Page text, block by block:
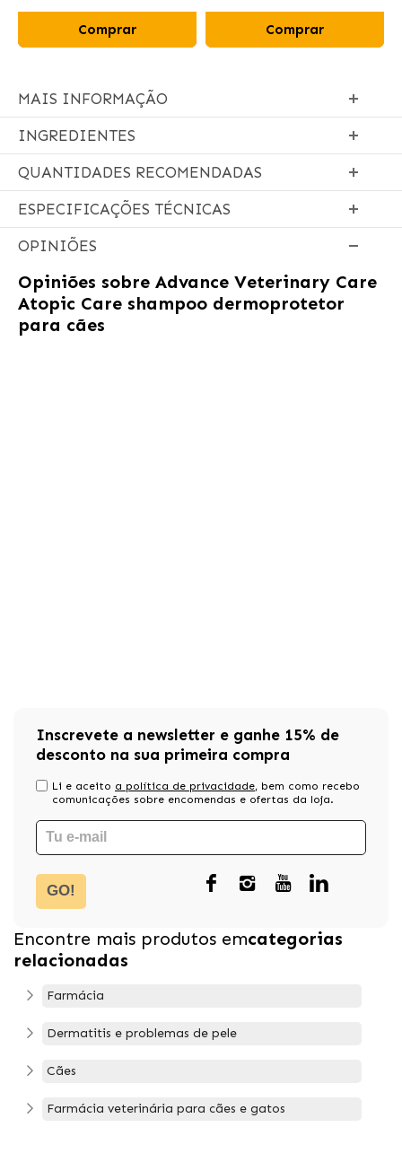
Comprar Comprar
MAIS INFORMAÇÃO
INGREDIENTES
QUANTIDADES RECOMENDADAS
ESPECIFICAÇÕES TÉCNICAS
OPINIÕES
Opiniões sobre Advance Veterinary Care
Atopic Care shampoo dermoprotetor
para cães
Inscrevete a newsletter e ganhe 15% de
desconto na sua primeira compra
Li e aceito a política de privacidade, bem como recebo
comunicações sobre encomendas e ofertas da loja.
GO!
Encontre mais produtos emcategorias
relacionadas
Farmácia
Dermatitis e problemas de pele
Cães
Farmácia veterinária para cães e gatos